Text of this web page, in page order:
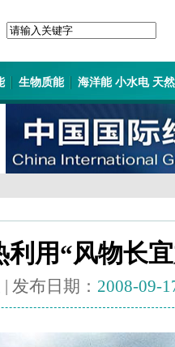
生物质能 海洋能 小水电 天
利用“风物长
| 发布日期： 2008-09-